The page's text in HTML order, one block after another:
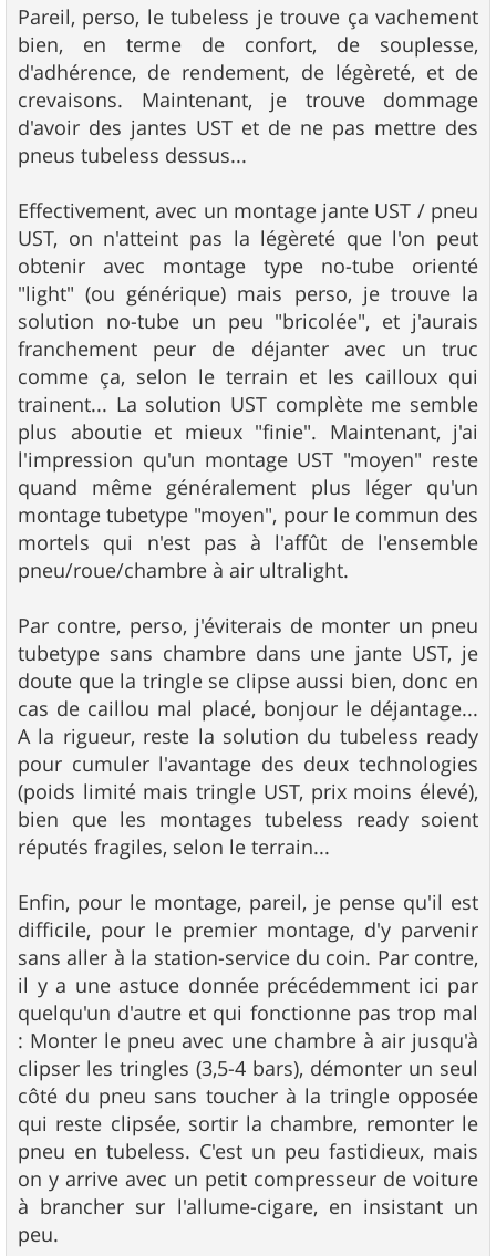
g
e
Pareil, perso, le tubeless je trouve ça vachement
bien, en terme de confort, de souplesse,
d'adhérence, de rendement, de légèreté, et de
crevaisons. Maintenant, je trouve dommage
d'avoir des jantes UST et de ne pas mettre des
pneus tubeless dessus...
Effectivement, avec un montage jante UST / pneu
UST, on n'atteint pas la légèreté que l'on peut
obtenir avec montage type no-tube orienté
"light" (ou générique) mais perso, je trouve la
solution no-tube un peu "bricolée", et j'aurais
franchement peur de déjanter avec un truc
comme ça, selon le terrain et les cailloux qui
trainent... La solution UST complète me semble
plus aboutie et mieux "finie". Maintenant, j'ai
l'impression qu'un montage UST "moyen" reste
quand même généralement plus léger qu'un
montage tubetype "moyen", pour le commun des
mortels qui n'est pas à l'affût de l'ensemble
pneu/roue/chambre à air ultralight.
Par contre, perso, j'éviterais de monter un pneu
tubetype sans chambre dans une jante UST, je
doute que la tringle se clipse aussi bien, donc en
cas de caillou mal placé, bonjour le déjantage...
A la rigueur, reste la solution du tubeless ready
pour cumuler l'avantage des deux technologies
(poids limité mais tringle UST, prix moins élevé),
bien que les montages tubeless ready soient
réputés fragiles, selon le terrain...
Enfin, pour le montage, pareil, je pense qu'il est
difficile, pour le premier montage, d'y parvenir
sans aller à la station-service du coin. Par contre,
il y a une astuce donnée précédemment ici par
quelqu'un d'autre et qui fonctionne pas trop mal
: Monter le pneu avec une chambre à air jusqu'à
clipser les tringles (3,5-4 bars), démonter un seul
côté du pneu sans toucher à la tringle opposée
qui reste clipsée, sortir la chambre, remonter le
pneu en tubeless. C'est un peu fastidieux, mais
on y arrive avec un petit compresseur de voiture
à brancher sur l'allume-cigare, en insistant un
peu.